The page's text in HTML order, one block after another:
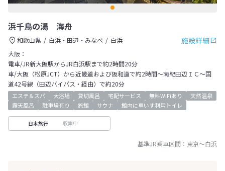
浜千鳥の湯 海舟
施設詳細
和歌山県 白浜・田辺・みなべ
白浜
大阪：
電車/JR新大阪駅からJR白浜駅まで約2時間20分
車/大阪（松原JCT）から近畿道および阪和道で約2時間～南紀田辺ＩＣ～国
道42号線（田辺バイパス・経由）で約20分
エステ＆スパ 大浴場 貸切風呂 宅配サービス 無料WiFiあり
天然温泉
露天風呂
駐車場有り 旅館 サウナ 館内に車いす利用トイレ
日本旅行 収集中
基準JR乗車区間： 東京～白浜